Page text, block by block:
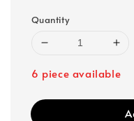
Quantity
6 piece available